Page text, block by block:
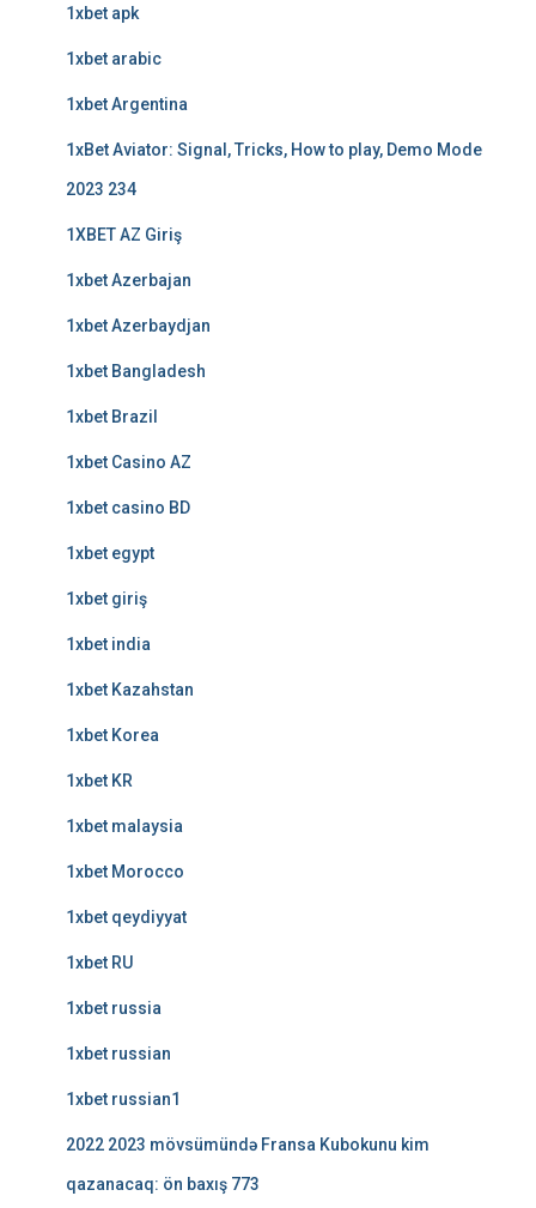
1xbet apk
1xbet arabic
1xbet Argentina
1xBet Aviator: Signal, Tricks, How to play, Demo Mode
2023 234
1XBET AZ Giriş
1xbet Azerbajan
1xbet Azerbaydjan
1xbet Bangladesh
1xbet Brazil
1xbet Casino AZ
1xbet casino BD
1xbet egypt
1xbet giriş
1xbet india
1xbet Kazahstan
1xbet Korea
1xbet KR
1xbet malaysia
1xbet Morocco
1xbet qeydiyyat
1xbet RU
1xbet russia
1xbet russian
1xbet russian1
2022 2023 mövsümündə Fransa Kubokunu kim
qazanacaq: ön baxış 773